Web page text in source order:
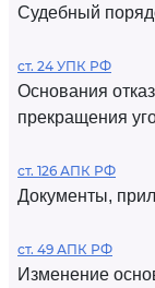
Судебный
ст. 24 УПК РФ
Основания
прекращения
ст. 126 АПК РФ
Документы,
ст. 49 АПК РФ
Изменение